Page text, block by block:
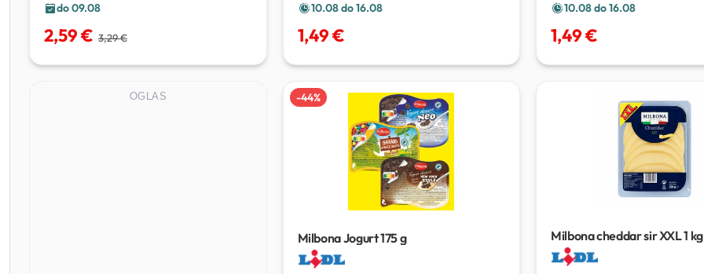
do 09.08
2,59 € 3,29 €
10.08 do 16.08
1,49 €
10.08 do 16.08
1,49 €
OGLAS -44%
Milbona Jogurt175 g Milbona cheddar sir XXL1 kg